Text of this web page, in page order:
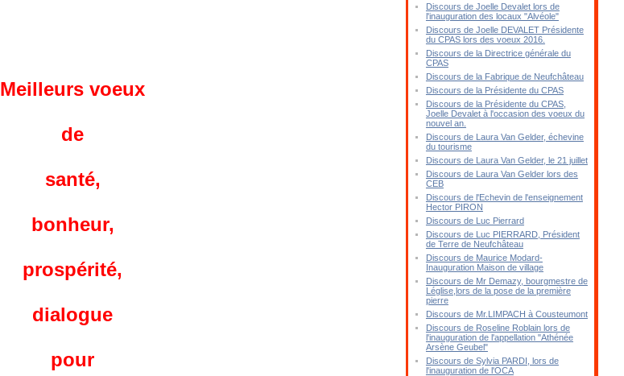
Meilleurs voeux
de
santé,
bonheur,
prospérité,
dialogue
pour
Discours de Joelle Devalet lors de
l'inauguration des locaux "Alvéole"
Discours de Joelle DEVALET Présidente
du CPAS lors des voeux 2016.
Discours de la Directrice générale du
CPAS
Discours de la Fabrique de Neufchâteau
Discours de la Présidente du CPAS
Discours de la Présidente du CPAS,
Joelle Devalet à l'occasion des voeux du
nouvel an.
Discours de Laura Van Gelder, échevine
du tourisme
Discours de Laura Van Gelder, le 21 juillet
Discours de Laura Van Gelder lors des
CEB
Discours de l'Echevin de l'enseignement
Hector PIRON
Discours de Luc Pierrard
Discours de Luc PIERRARD, Président
de Terre de Neufchâteau
Discours de Maurice Modard-
Inauguration Maison de village
Discours de Mr Demazy, bourgmestre de
Léglise,lors de la pose de la première
pierre
Discours de Mr.LIMPACH à Cousteumont
Discours de Roseline Roblain lors de
l'inauguration de l'appellation "Athénée
Arsène Geubel"
Discours de Sylvia PARDI, lors de
l'inauguration de l'OCA